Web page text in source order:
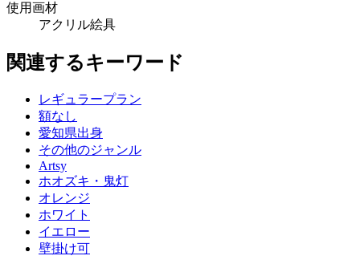
使用画材
アクリル絵具
関連するキーワード
レギュラープラン
額なし
愛知県出身
その他のジャンル
Artsy
ホオズキ・鬼灯
オレンジ
ホワイト
イエロー
壁掛け可